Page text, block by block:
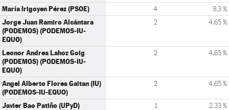
María Irigoyen Pérez (PSOE) 4 9,3 %
Jorge Juan Ramiro Alcántara
(PODEMOS) (PODEMOS-IU-
EQUO)
2 4,65 %
Leonor Andrea Lahoz Goig
(PODEMOS) (PODEMOS-IU-
EQUO)
2 4,65 %
Angel Alberto Flores Gaitan (IU)
(PODEMOS-IU-EQUO)
2 4,65 %
Javier Bao Patiño (UPyD) 1 2,33 %